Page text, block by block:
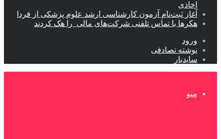
اخاذی
آغاز ثبت‌نام‌ آزمون کارشناسی ارشد علوم پزشکی از فردا
هکرها با تماس تلفنی شرکت‌های مالی را هک کردند
ورود
نوشته تصادفی
سایدبار
منو